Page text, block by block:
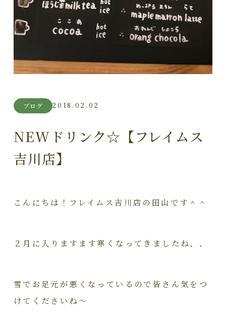
ブログ 2018.02.02
NEWドリンク☆【フレイムス
吉川店】
こんにちは！フレイムス吉川店の田山です＾＾
２月に入りますます寒くなってきましたね、、
雪でお足元が悪くなっているので皆さん気をつ
けてくださいね～